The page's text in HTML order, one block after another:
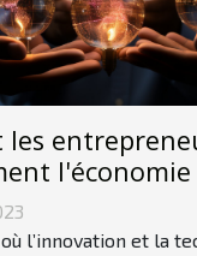
les
l’innovation et la